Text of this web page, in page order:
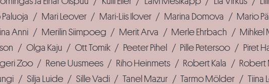
/ Mari Leover / Mari-Liis Ilover / Marina Domova / Mario
Anni / Merilin Siimpoeg / Merit Arva / Merle Ehrbach / Mihkel
/ Olga Kaju / Ott Tomik / Peeter Pihel / Pille Petersoo / Piret
Zoo / Rene Uusmees / Riho Heinmets / Robert Kala / Robert
/ Silja Luide / Sille Vadi / Tanel Mazur / Tarmo Mölder / Tiina